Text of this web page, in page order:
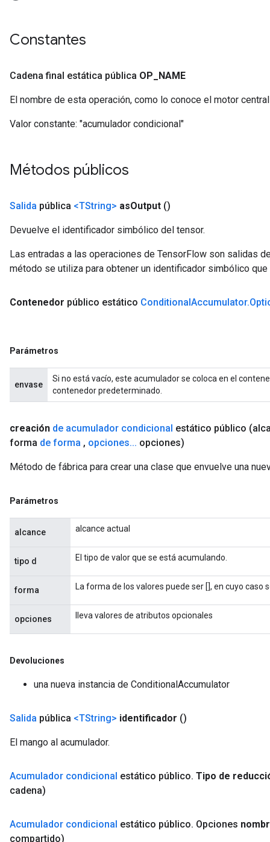
Constantes
Cadena final estática pública OP NAME
El nombre de esta operación, como lo conoce el motor
Valor constante: "acumulador condicional"
Métodos públicos
Salida pública <TString> asOutput ()
Devuelve el identificador simbólico del tensor.
Las entradas a las operaciones de TensorFlow son salidas
método se utiliza para obtener un identificador simbólico
Contenedor público estático ConditionalAccumulator.
Parámetros
envase
Si no está vacío, este acumulador se coloca en el
contenedor predeterminado.
creación de acumulador condicional estático público
forma de forma , opciones... opciones)
Método de fábrica para crear una clase que envuelve una
Parámetros
alcance alcance actual
tipo d El tipo de valor que se está acumulando.
forma La forma de los valores puede ser [], en cuyo caso
opciones lleva valores de atributos opcionales
Devoluciones
una nueva instancia de ConditionalAccumulator
Salida pública <TString> identificador ()
El mango al acumulador.
Acumulador condicional estático público. Tipo de
cadena)
Acumulador condicional estático público. Opciones
compartido)